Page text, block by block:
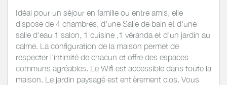
Idéal pour un séjour en famille ou entre amis, elle
dispose de 4 chambres, d'une Salle de bain et d'une
salle d'eau 1 salon, 1 cuisine ,1 véranda et d'un jardin au
calme. La configuration de la maison permet de
respecter l'intimité de chacun et offre des espaces
communs agréables. Le Wifi est accessible dans toute la
maison. Le jardin paysagé est entièrement clos. Vous